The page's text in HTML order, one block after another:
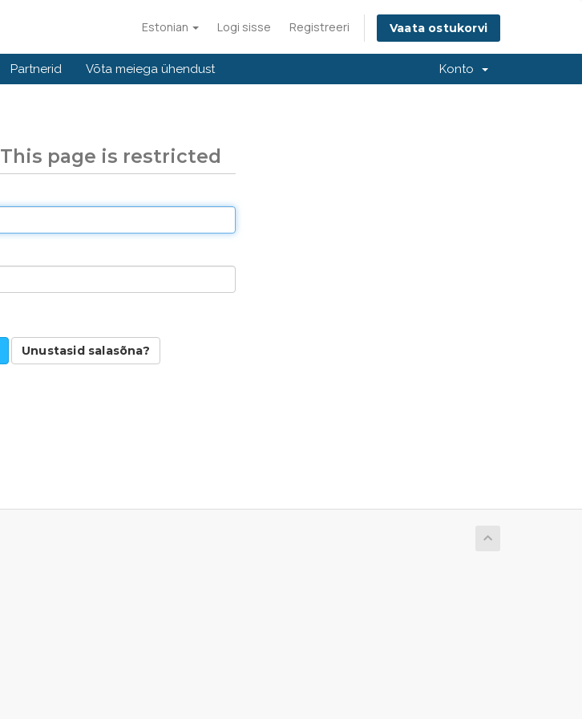
Estonian Logi sisse Registreeri Vaata ostukorvi
Partnerid Võta meiega ühendust Konto
This page is restricted
Unustasid salasõna?